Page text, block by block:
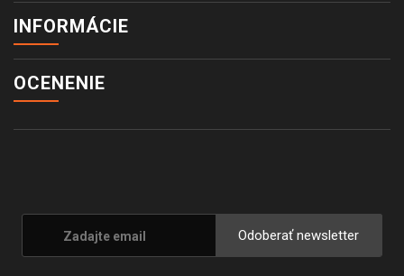
INFORMÁCIE
OCENENIE
Odoberať newsletter